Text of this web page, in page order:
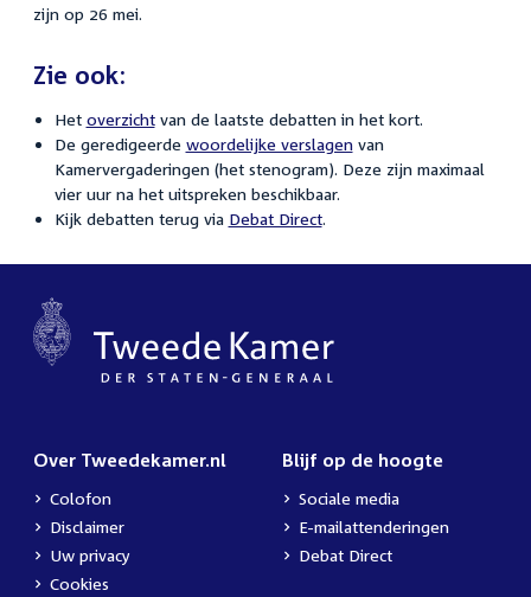
zijn op 26 mei.
Zie ook:
Het overzichtvan de laatste debatten in het kort.
De geredigeerde woordelijke verslagenvan
Kamervergaderingen (het stenogram). Deze zijn maximaal
vier uur na het uitspreken beschikbaar.
Kijk debatten terug via Debat Direct.
Over Tweedekamer.nl
Colofon
Disclaimer
Uw privacy
Cookies
Blijf op de hoogte
Sociale media
E-mailattenderingen
Debat Direct